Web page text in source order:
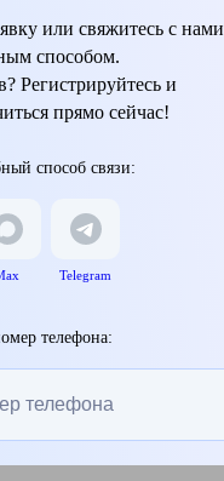
или свяжитесь с нами
способом.
Регистрируйтесь и
прямо сейчас!
способ связи:
Telegram
телефона: